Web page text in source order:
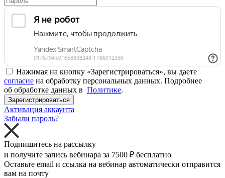
Нажимая на кнопку «Зарегистрироваться», вы даете
согласие на обработку персональных данных. Подробнее
об обработке данных в Политике.
Зарегистрироваться
Активация аккаунта
Забыли пароль?
Подпишитесь на рассылку
и получите запись вебинара за 7500 ₽ бесплатно
Оставьте email и ссылка на вебинар автоматически отправится
вам на почту